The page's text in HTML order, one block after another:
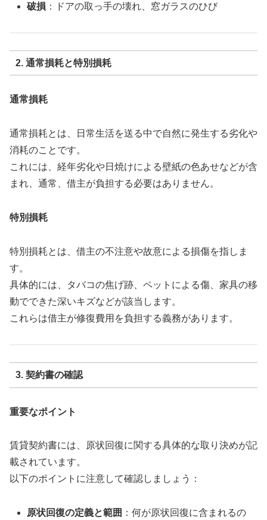
破損 ：ドアの取っ手の壊れ、窓ガラスのひび
2. 通常損耗と特別損耗
通常損耗
通常損耗とは、日常生活を送る中で自然に発生する劣化や
消耗のことです。
これには、経年劣化や日焼けによる壁紙の色あせなどが含
まれ、通常、借主が負担する必要はありません。
特別損耗
特別損耗とは、借主の不注意や故意による損傷を指しま
す。
具体的には、タバコの焦げ跡、ペットによる傷、家具の移
動でできた深いキズなどが該当します。
これらは借主が修復費用を負担する義務があります。
3. 契約書の確認
重要なポイント
賃貸契約書には、原状回復に関する具体的な取り決めが記
載されています。
以下のポイントに注意して確認しましょう：
原状回復の定義と範囲 ：何が原状回復に含まれるの